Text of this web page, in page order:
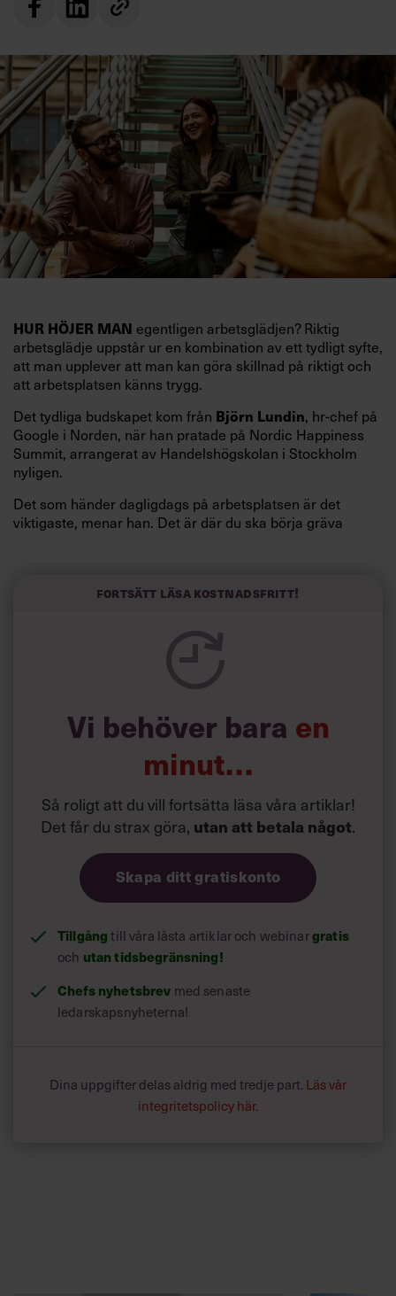
HUR HÖJER MAN egentligen arbetsglädjen? Riktig
arbetsglädje uppstår ur en kombination av ett tydligt syfte,
att man upplever att man kan göra skillnad på riktigt och
att arbetsplatsen känns trygg.
Det tydliga budskapet kom från Björn Lundin, hr-chef på
Google i Norden, när han pratade på Nordic Happiness
Summit, arrangerat av Handelshögskolan i Stockholm
nyligen.
Det som händer dagligdags på arbetsplatsen är det
viktigaste, menar han. Det är där du ska börja gräva
och höjt arbetsglädjen på Google:
Fortsätt läsa kostnadsfritt!
Vi behöver bara en
minut…
Så roligt att du vill fortsätta läsa våra artiklar!
Det får du strax göra, utan att betala något.
Skapa ditt gratiskonto
Tillgångtill våra låsta artiklar och webinargratis
och utan tidsbegränsning!
Chefs nyhetsbrev med senaste
ledarskapsnyheterna!
Dina uppgifter delas aldrig med tredje part. Läs vår
integritetspolicy här.